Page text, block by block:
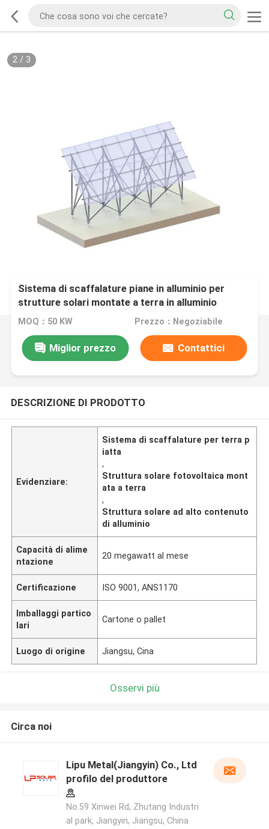
2/ 3
Sistema di scaffalature piane in alluminio per
strutture solari montate a terra in alluminio
MOQ：50 KW Prezzo：Negoziabile
Miglior prezzo Contattici
DESCRIZIONE DI PRODOTTO
Evidenziare:
Sistema di scaffalature per terra p
iatta
,
Struttura solare fotovoltaica mont
ata a terra
,
Struttura solare ad alto contenuto
di alluminio
Capacità di alime
ntazione
20 megawatt al mese
Certificazione ISO 9001, ANS1170
Imballaggi partico
lari
Cartone o pallet
Luogo di origine Jiangsu, Cina
Osservi più
Circa noi
Lipu Metal(Jiangyin) Co., Ltd
profilo del produttore
No.59 Xinwei Rd, Zhutang Industri
al park, Jiangyin, Jiangsu, China